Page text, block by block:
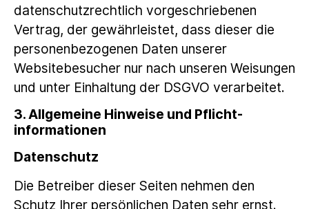
datenschutzrechtlich vorgeschriebenen
Vertrag, der gewährleistet, dass dieser die
personenbezogenen Daten unserer
Websitebesucher nur nach unseren Weisungen
und unter Einhaltung der DSGVO verarbeitet.
3. Allgemeine Hinweise und Pflicht­
informationen
Datenschutz
Die Betreiber dieser Seiten nehmen den
Schutz Ihrer persönlichen Daten sehr ernst.